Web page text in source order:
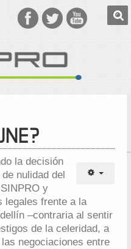
la decisión
nulidad del
y
legales frente a la
–contraria al sentir
de la celeridad, a
negociaciones entre